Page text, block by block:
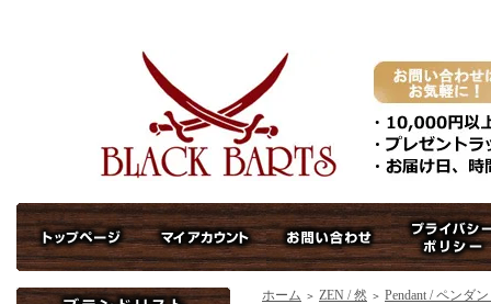
ホーム ＞ ZEN / 然 ＞ Pendant / ペンダ